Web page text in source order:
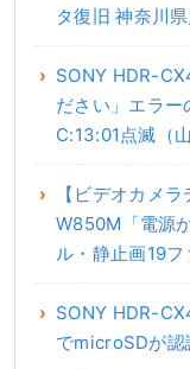
タ復旧 神奈川
SONY HDR-
ださい」エラー
C:13:01点滅（
【ビデオカメ
W850M「電源
ル・静止画19
SONY HDR-
でmicroSDが認